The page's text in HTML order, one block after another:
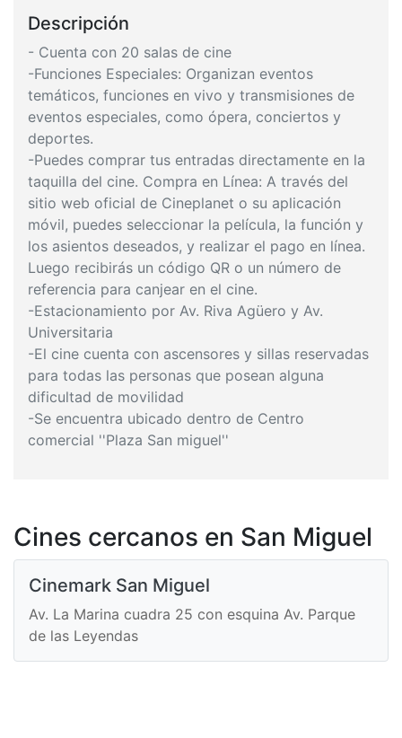
Descripción
- Cuenta con 20 salas de cine
-Funciones Especiales: Organizan eventos
temáticos, funciones en vivo y transmisiones de
eventos especiales, como ópera, conciertos y
deportes.
-Puedes comprar tus entradas directamente en la
taquilla del cine. Compra en Línea: A través del
sitio web oficial de Cineplanet o su aplicación
móvil, puedes seleccionar la película, la función y
los asientos deseados, y realizar el pago en línea.
Luego recibirás un código QR o un número de
referencia para canjear en el cine.
-Estacionamiento por Av. Riva Agüero y Av.
Universitaria
-El cine cuenta con ascensores y sillas reservadas
para todas las personas que posean alguna
dificultad de movilidad
-Se encuentra ubicado dentro de Centro
comercial ''Plaza San miguel''
Cines cercanos en San Miguel
Cinemark San Miguel
Av. La Marina cuadra 25 con esquina Av. Parque
de las Leyendas